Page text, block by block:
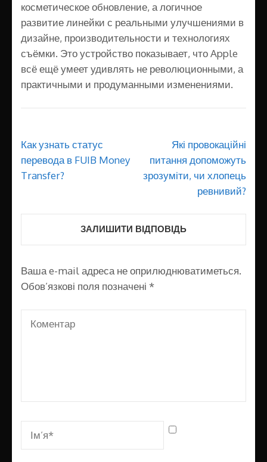
косметическое обновление, а логичное
развитие линейки с реальными улучшениями в
дизайне, производительности и технологиях
съёмки. Это устройство показывает, что Apple
всё ещё умеет удивлять не революционными, а
практичными и продуманными изменениями.
Навігація
записів
Как узнать статус
перевода в FUIB Money
Transfer?
Які провокаційні
питання допоможуть
зрозуміти, чи хлопець
ревнивий?
ЗАЛИШИТИ ВІДПОВІДЬ
Ваша e-mail адреса не оприлюднюватиметься.
Обов’язкові поля позначені *